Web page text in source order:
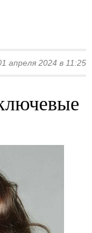
апреля 2024 в 11:25